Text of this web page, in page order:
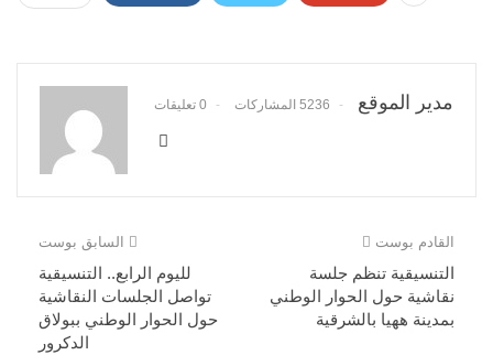
مدير الموقع 5236 المشاركات 0 تعليقات
السابق بوست
لليوم الرابع.. التنسيقية
تواصل الجلسات النقاشية
حول الحوار الوطني ببولاق
الدكرور
القادم بوست
التنسيقية تنظم جلسة
نقاشية حول الحوار الوطني
بمدينة ههيا بالشرقية